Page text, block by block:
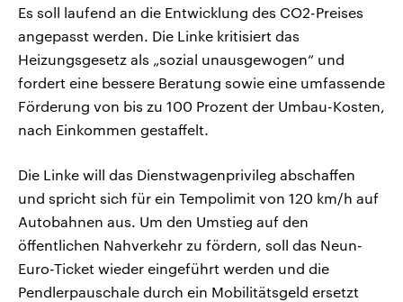
Es soll laufend an die Entwicklung des CO2-Preises
angepasst werden. Die Linke kritisiert das
Heizungsgesetz als „sozial unausgewogen“ und
fordert eine bessere Beratung sowie eine umfassende
Förderung von bis zu 100 Prozent der Umbau-Kosten,
nach Einkommen gestaffelt.
Die Linke will das Dienstwagenprivileg abschaffen
und spricht sich für ein Tempolimit von 120 km/h auf
Autobahnen aus. Um den Umstieg auf den
öffentlichen Nahverkehr zu fördern, soll das Neun-
Euro-Ticket wieder eingeführt werden und die
Pendlerpauschale durch ein Mobilitätsgeld ersetzt